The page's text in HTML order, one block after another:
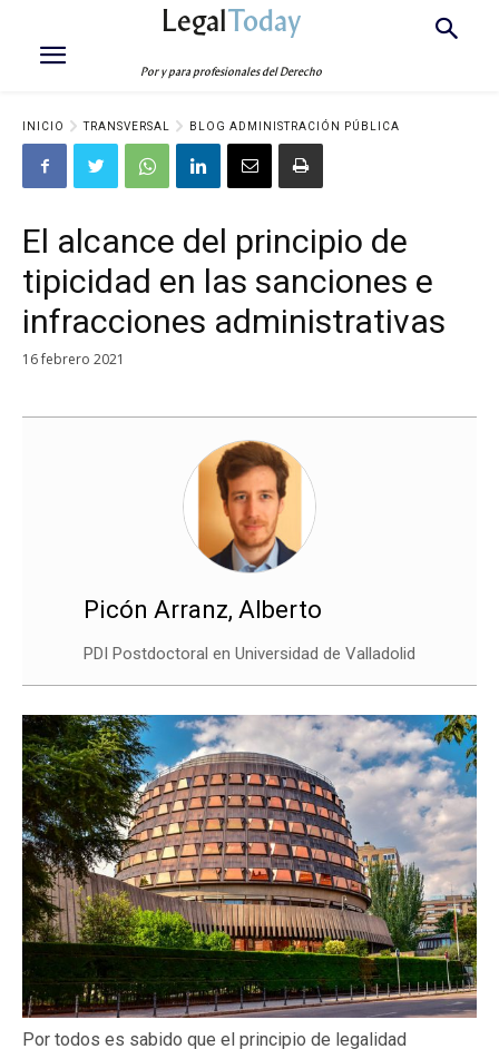
LegalToday
Por y para profesionales del Derecho
INICIO TRANSVERSAL BLOG ADMINISTRACIÓN PÚBLICA
El alcance del principio de
tipicidad en las sanciones e
infracciones administrativas
16 febrero 2021
Picón Arranz, Alberto
PDI Postdoctoral en Universidad de Valladolid
Por todos es sabido que el principio de legalidad